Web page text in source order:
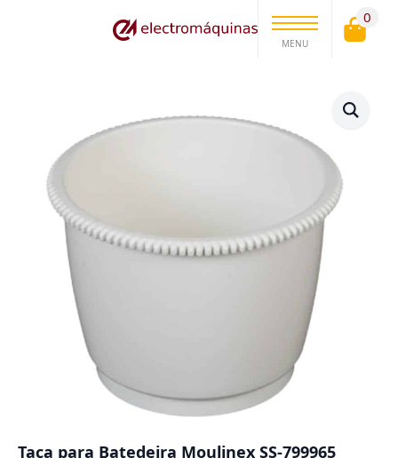
MENU
0
Taça para Batedeira Moulinex SS-799965